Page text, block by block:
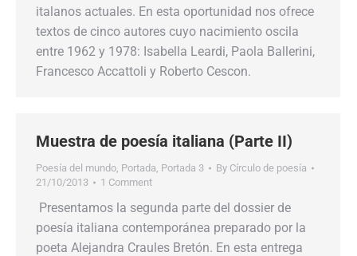
italanos actuales. En esta oportunidad nos ofrece
textos de cinco autores cuyo nacimiento oscila
entre 1962 y 1978: Isabella Leardi, Paola Ballerini,
Francesco Accattoli y Roberto Cescon.
Muestra de poesía italiana (Parte II)
Poesía del mundo, Portada, Portada 3 By Círculo de poesía
21/10/2013
1 Comment
Presentamos la segunda parte del dossier de
poesía italiana contemporánea preparado por la
poeta Alejandra Craules Bretón. En esta entrega